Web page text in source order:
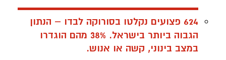
624 פצועים
נקלטו בסורוקה לבדו – הנתון
הגבוה ביותר בישראל. 38% מהם הוגדרו
במצב בינוני, קשה או אנוש.